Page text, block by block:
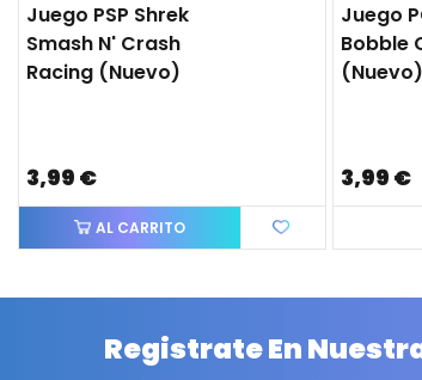
Juego PSP Shrek
Smash N' Crash
Racing (nuevo)
3,99 €
AL CARRITO
Juego
Bobble
(nuevo)
3,99 €
Registrate En